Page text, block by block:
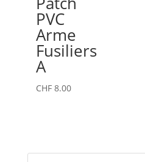
PVC
Arme
Fusiliers
A
CHF8.00